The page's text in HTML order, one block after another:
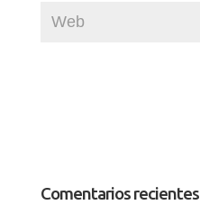
Comentarios recientes